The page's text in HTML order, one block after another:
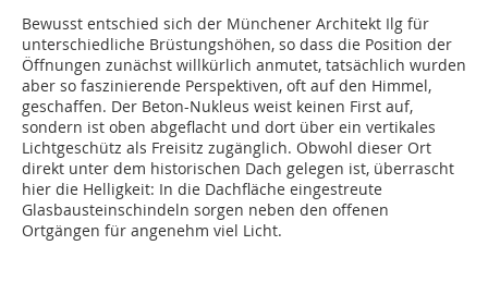
Bewusst entschied sich der Münchener Architekt Ilg für
unterschiedliche Brüstungshöhen, so dass die Position der
Öffnungen zunächst willkürlich anmutet, tatsächlich wurden
aber so faszinierende Perspektiven, oft auf den Himmel,
geschaffen. Der Beton-Nukleus weist keinen First auf,
sondern ist oben abgeflacht und dort über ein vertikales
Lichtgeschütz als Freisitz zugänglich. Obwohl dieser Ort
direkt unter dem historischen Dach gelegen ist, überrascht
hier die Helligkeit: In die Dachfläche eingestreute
Glasbausteinschindeln sorgen neben den offenen
Ortgängen für angenehm viel Licht.